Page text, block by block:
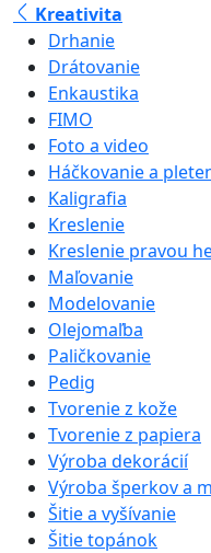
Kreativita
Drhanie
Drátovanie
Enkaustika
FIMO
Foto a video
Háčkovanie a
Kaligrafia
Kreslenie
Kreslenie pravou
Maľovanie
Modelovanie
Olejomaľba
Paličkovanie
Pedig
Tvorenie z kože
Tvorenie z papiera
Výroba dekorácií
Výroba šperkov a
Šitie a vyšívanie
Šitie topánok